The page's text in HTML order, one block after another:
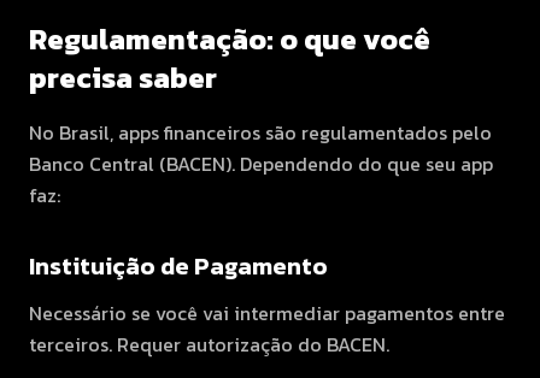
Regulamentação: o que você
precisa saber
No Brasil, apps financeiros são regulamentados pelo
Banco Central (BACEN). Dependendo do que seu app
faz:
Instituição de Pagamento
Necessário se você vai intermediar pagamentos entre
terceiros. Requer autorização do BACEN.